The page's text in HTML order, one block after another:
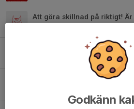
Att göra skillnad på riktigt!
TRY-OUT BASKETETTAN HERR
0
DRILLO - SUMMER CAMP
Godkänn